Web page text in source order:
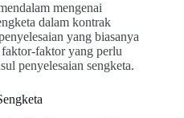
mengenai
dalam kontrak
yang biasanya
faktor yang perlu
penyelesaian sengketa.